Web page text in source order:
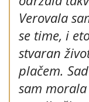
Verovala
se time, i
stvaran
plačem.
sam